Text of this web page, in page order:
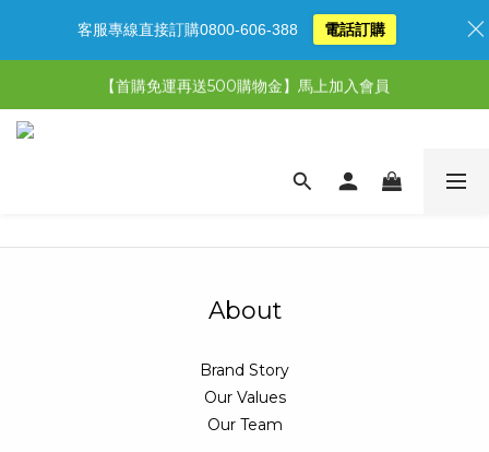
【限時特惠】全館滿1,000送500購物金！
【限時特惠】超值5選3，最高現省1,770元
【首購免運再送500購物金】馬上加入會員
About
Brand Story
Our Values
Our Team
客服專線直接訂購0800-606-388 電話訂購